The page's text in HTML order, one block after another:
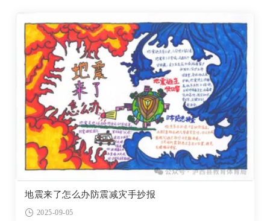
地震来了怎么办防震减灾手抄报
2025-09-05